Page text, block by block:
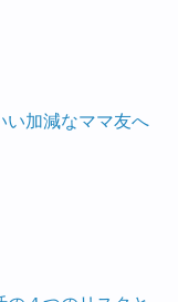
加減なママ友へ